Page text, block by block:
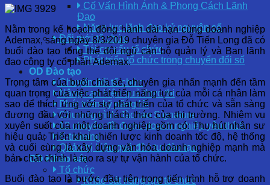
Cố Vấn Hình Ảnh & Phong Cách Lãnh
Đạo
Năng lực lãnh đạo kỷ nguyên số
Đổi mới tổ chức
Tái cơ cấu tổ chức
Phát triển tổ chức trong chuyển đổi số
OD Đào tạo
Chuyển đổi tổ chức
Nâng cao hiệu quả thực thi
Phát triển kỹ năng lõi
Chương trình đào tạo Signature
12 chuyên đề được doanh nghiệp yêu thích
E-training
Quản trị hiệu quả đầu tư đào tạo
OD Khảo sát
Tổ chức
Khảo sát năng lực tổ chức
Nằm trong kế hoạch đồng hành dài hạn cùng doanh nghiệp
Ademax, sáng ngày 8/3/2019 chuyên gia Đỗ Tiến Long đã có
buổi đào tạo tổng thể đội ngũ cán bộ quản lý và Ban lãnh
đạo công ty cổ phần Ademax.
Trọng tâm của buổi chia sẻ, chuyên gia nhấn mạnh đến tầm
quan trọng của việc phát triển năng lực của mỗi cá nhân làm
sao để thích ứng với sự phát triển của tổ chức và sẵn sàng
đương đầu với những thách thức của thị trường. Nhiệm vụ
xuyên suốt của một doanh nghiệp gồm có: Thu hút nhân sự
hiệu quả; Triển khai chiến lược kinh doanh tốc độ, hệ thống
và cuối cùng là xây dựng văn hóa doanh nghiệp mạnh mà
bản chất chính là tạo ra sự tự vận hành của tổ chức.
Buổi đào tạo là bước đầu tiên trong tiến trình hỗ trợ doanh